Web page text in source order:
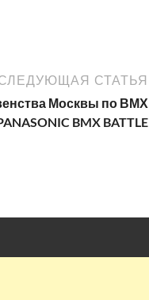
СТАТЬЯ
Москвы по ВМХ
BMX BATTLE